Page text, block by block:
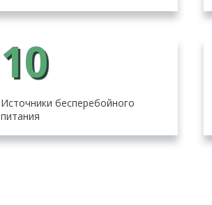
10
Источники бесперебойного
питания